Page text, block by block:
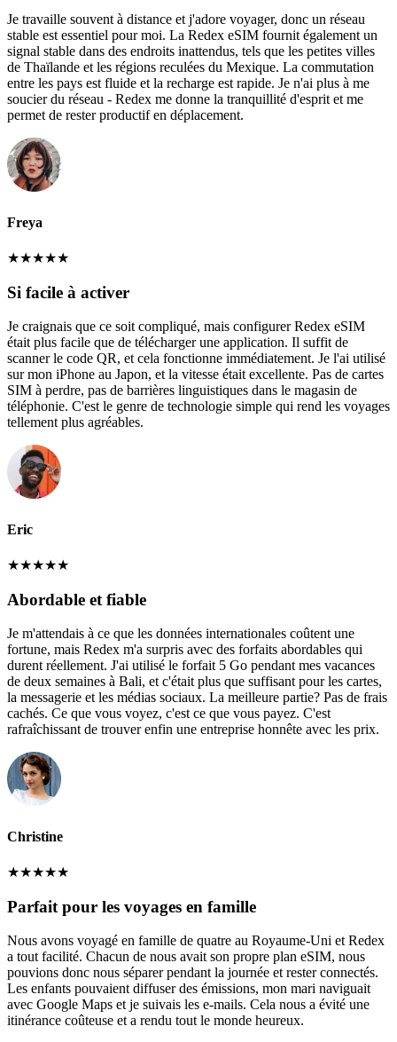
Je travaille souvent à distance et j'adore voyager, donc un réseau
stable est essentiel pour moi. La Redex eSIM fournit également un
signal stable dans des endroits inattendus, tels que les petites villes
de Thaïlande et les régions reculées du Mexique. La commutation
entre les pays est fluide et la recharge est rapide. Je n'ai plus à me
soucier du réseau - Redex me donne la tranquillité d'esprit et me
permet de rester productif en déplacement.
Freya
★★★★★
Si facile à activer
Je craignais que ce soit compliqué, mais configurer Redex eSIM
était plus facile que de télécharger une application. Il suffit de
scanner le code QR, et cela fonctionne immédiatement. Je l'ai utilisé
sur mon iPhone au Japon, et la vitesse était excellente. Pas de cartes
SIM à perdre, pas de barrières linguistiques dans le magasin de
téléphonie. C'est le genre de technologie simple qui rend les voyages
tellement plus agréables.
Eric
★★★★★
Abordable et fiable
Je m'attendais à ce que les données internationales coûtent une
fortune, mais Redex m'a surpris avec des forfaits abordables qui
durent réellement. J'ai utilisé le forfait 5 Go pendant mes vacances
de deux semaines à Bali, et c'était plus que suffisant pour les cartes,
la messagerie et les médias sociaux. La meilleure partie? Pas de frais
cachés. Ce que vous voyez, c'est ce que vous payez. C'est
rafraîchissant de trouver enfin une entreprise honnête avec les prix.
Christine
★★★★★
Parfait pour les voyages en famille
Nous avons voyagé en famille de quatre au Royaume-Uni et Redex
a tout facilité. Chacun de nous avait son propre plan eSIM, nous
pouvions donc nous séparer pendant la journée et rester connectés.
Les enfants pouvaient diffuser des émissions, mon mari naviguait
avec Google Maps et je suivais les e-mails. Cela nous a évité une
itinérance coûteuse et a rendu tout le monde heureux.